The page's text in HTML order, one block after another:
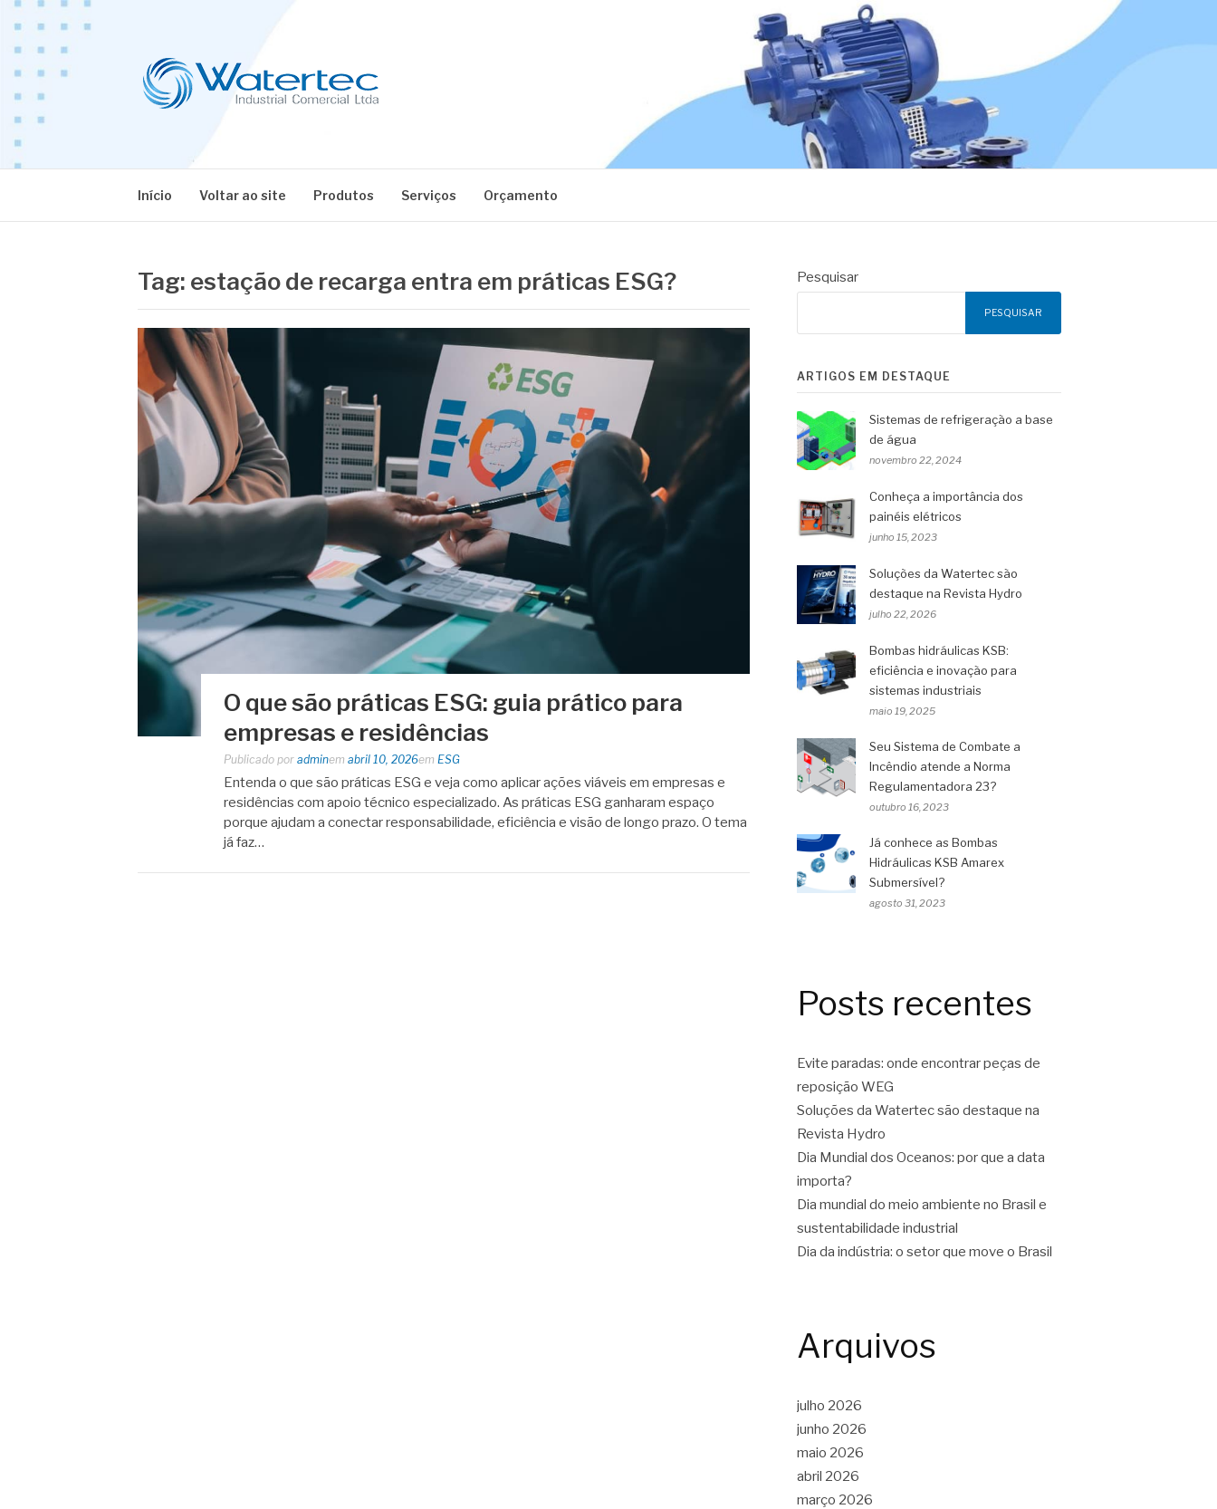
Pular
para
conteúdo
Início Voltar ao site Produtos Serviços Orçamento
Tag: estação de recarga entra em práticas ESG?
O que são práticas ESG: guia prático para
empresas e residências
Publicado por adminem abril 10, 2026em ESG
Entenda o que são práticas ESG e veja como aplicar ações viáveis em empresas e
residências com apoio técnico especializado. As práticas ESG ganharam espaço
porque ajudam a conectar responsabilidade, eficiência e visão de longo prazo. O tema
já faz…
Pesquisar
PESQUISAR
ARTIGOS EM DESTAQUE
Sistemas de refrigeração a base
de água
novembro 22, 2024
Conheça a importância dos
painéis elétricos
junho 15, 2023
Soluções da Watertec são
destaque na Revista Hydro
julho 22, 2026
Bombas hidráulicas KSB:
eficiência e inovação para
sistemas industriais
maio 19, 2025
Seu Sistema de Combate a
Incêndio atende a Norma
Regulamentadora 23?
outubro 16, 2023
Já conhece as Bombas
Hidráulicas KSB Amarex
Submersível?
agosto 31, 2023
Posts recentes
Evite paradas: onde encontrar peças de
reposição WEG
Soluções da Watertec são destaque na
Revista Hydro
Dia Mundial dos Oceanos: por que a data
importa?
Dia mundial do meio ambiente no Brasil e
sustentabilidade industrial
Dia da indústria: o setor que move o Brasil
Arquivos
julho 2026
junho 2026
maio 2026
abril 2026
março 2026